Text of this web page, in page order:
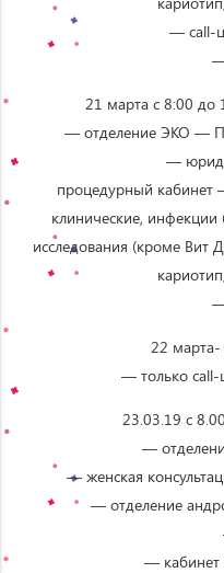
— сall-
—
21 марта с 8:00 до
— отделение ЭКО —
—
процедурный кабинет
клинические,
исследования (кроме Вит
—
22
— только сall-
23.03.19 с
—
— женская
— отделение
— кабинет